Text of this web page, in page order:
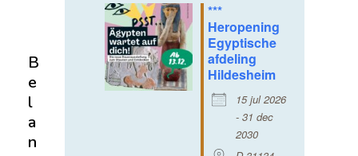
***
Heropening
Egyptische
afdeling
Hildesheim
15 jul 2026
- 31 dec
2030
B
e
l
a
n